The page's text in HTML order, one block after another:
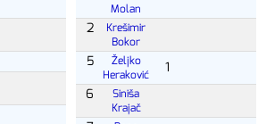
Molan
2
Krešimir
Bokor
5
Željko
Heraković
1
6
Siniša
Krajač